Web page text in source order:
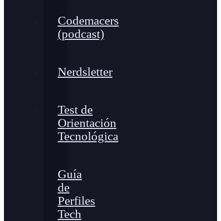
Codemacers
(podcast)
Nerdsletter
Test de
Orientación
Tecnológica
Guía
de
Perfiles
Tech